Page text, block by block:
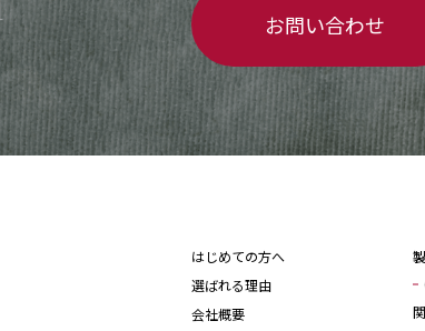
詳しく見る
お問い合わせ
はじめての方へ
選ばれる理由
会社概要